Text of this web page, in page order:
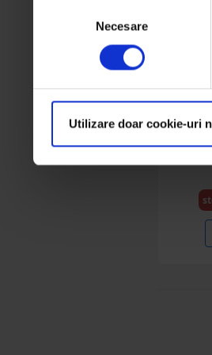
consimțământului
Necesare
Utilizare doar cookie-uri
Ulei Manitou
(15 produse)
Ulei Fendt
(5 produse)
Ulei